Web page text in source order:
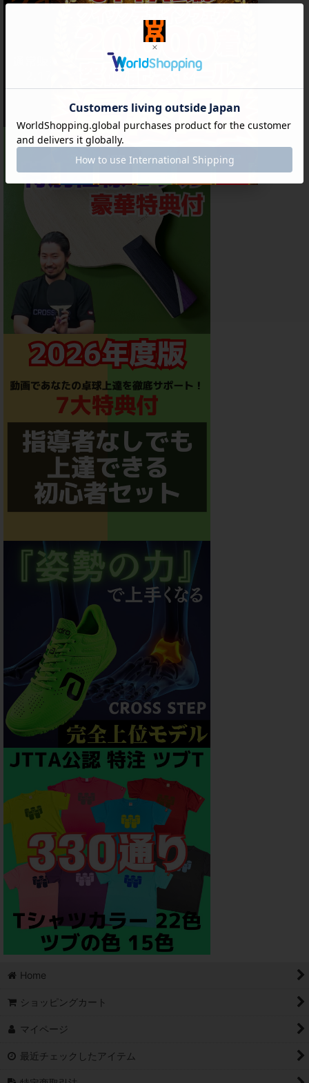
Home
ショッピングカート
マイページ
最近チェックしたアイテム